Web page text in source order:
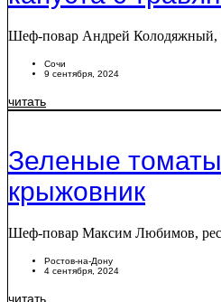
Шеф-повар Андрей Колодяжный,
Сочи
9 сентября, 2024
читать
Зеленые
крыжовник
Шеф-повар Максим Любимов,
Ростов-на-Дону
4 сентября, 2024
читать